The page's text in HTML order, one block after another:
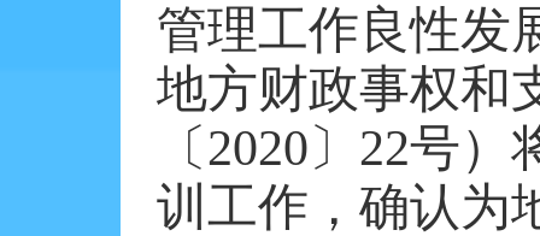
管理工作良性发
地方财政事权和
〔2020〕22号
训工作，确认为